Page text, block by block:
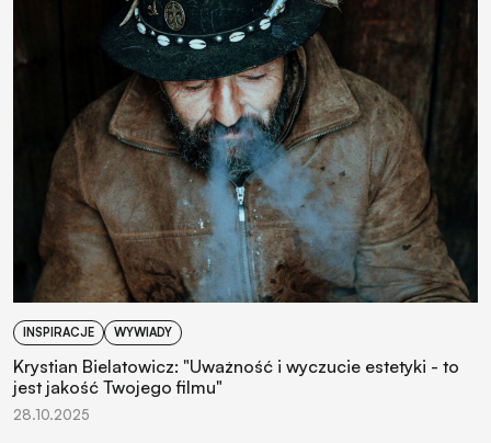
INSPIRACJE WYWIADY
Krystian Bielatowicz: "Uważność i wyczucie estetyki - to
jest jakość Twojego filmu"
28.10.2025